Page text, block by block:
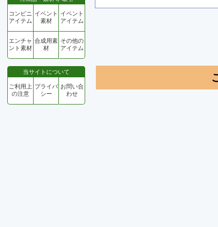
コンビニ
アイテム
イベント
素材
イベント
アイテム
エンチャ
ント素材
合成用素
材
その他の
アイテム
当サイトについて
ご利用上
の注意
プライバ
シー
お問い合
わせ